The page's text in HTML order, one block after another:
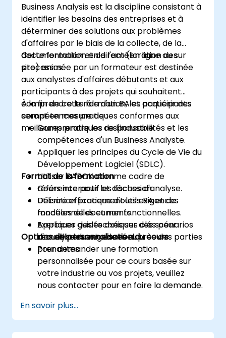
analyse métier alignée sur les besoins de
l'industrie.
Business Analysis est la discipline consistant à
identifier les besoins des entreprises et à
déterminer des solutions aux problèmes
d'affaires par le biais de la collecte, de la
documentation et de l'amélioration des
processus.
Cette formation en direct (en ligne ou sur
site) animée par un formateur est destinée
aux analystes d'affaires débutants et aux
participants à des projets qui souhaitent
comprendre le rôle d'un BA et acquérir des
compétences pratiques conformes aux
meilleures pratiques de l'industrie.
À la fin de cette formation, les participants
seront en mesure de :
Comprendre les responsabilités et les
compétences d'un Business Analyste.
Appliquer les principes du Cycle de Vie du
Développement Logiciel (SDLC).
Utiliser BABOK comme cadre de
référence pour les tâches d'analyse.
Décrire efficacement les exigences
fonctionnelles et non fonctionnelles.
Appliquer des techniques clés pour
recueillir les exigences auprès des parties
prenantes.
Format de la formation
Cours interactif et discussion.
Utilisation pratique d'outils BA et de
modèles de documents.
Exercices guidés axés sur des scénarios
d'analyse du monde réel.
Options de personnalisation du cours
Pour demander une formation
personnalisée pour ce cours basée sur
votre industrie ou vos projets, veuillez
nous contacter pour en faire la demande.
En savoir plus...